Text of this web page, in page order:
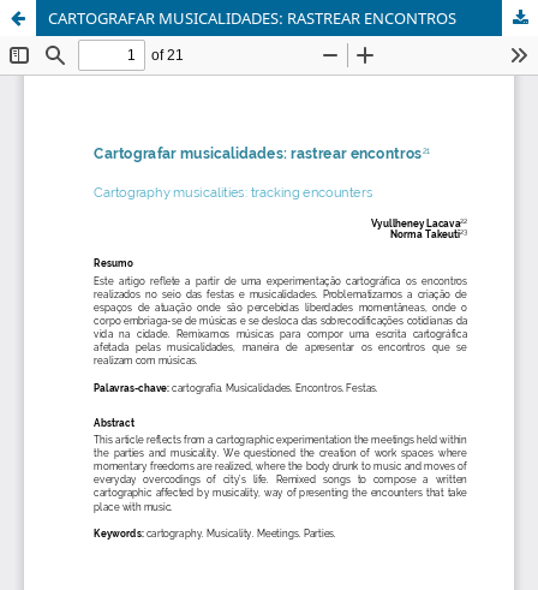
CARTOGRAFAR MUSICALIDADES: RASTREAR ENCONTROS